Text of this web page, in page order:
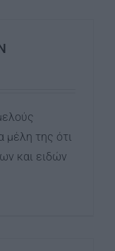
μέλη της ότι
και ειδών